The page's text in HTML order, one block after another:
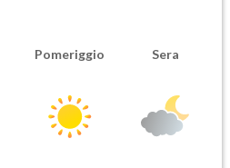
Pomeriggio Sera